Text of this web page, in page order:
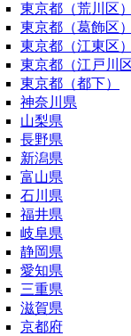
東京都（荒川区）
東京都（葛飾区）
東京都（江東区）
東京都（江戸川区
東京都（都下）
神奈川県
山梨県
長野県
新潟県
富山県
石川県
福井県
岐阜県
静岡県
愛知県
三重県
滋賀県
京都府